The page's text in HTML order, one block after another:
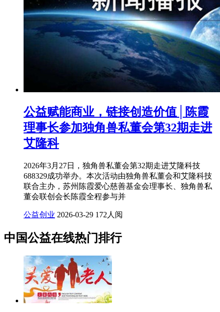
公益赋能商业，链接创造价值│陈霞
理事长参加独角兽私董会第32期走进
艾隆科
2026年3月27日，独角兽私董会第32期走进艾隆科技
688329成功举办。本次活动由独角兽私董会和艾隆科技
联合主办，苏州陈霞爱心慈善基金会理事长、独角兽私
董会联创会长陈霞全程参与并
公益创业 2026-03-29 172人阅
中国公益在线热门排行